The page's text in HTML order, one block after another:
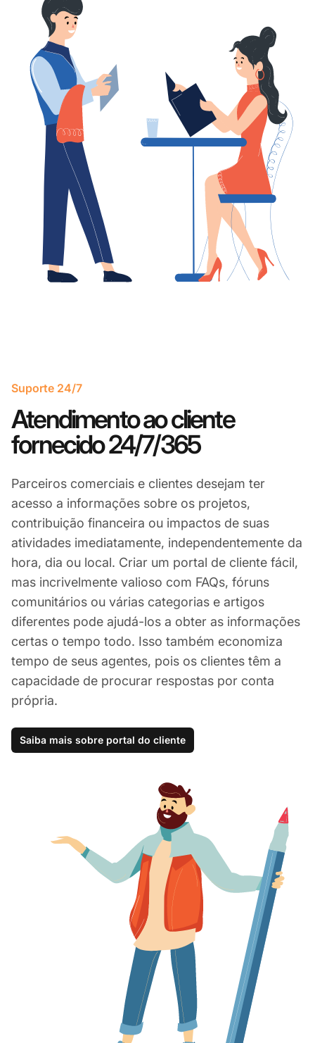
Suporte 24/7
Atendimento ao cliente
fornecido 24/7/365
Parceiros comerciais e clientes desejam ter
acesso a informações sobre os projetos,
contribuição financeira ou impactos de suas
atividades imediatamente, independentemente da
hora, dia ou local. Criar um portal de cliente fácil,
mas incrivelmente valioso com FAQs, fóruns
comunitários ou várias categorias e artigos
diferentes pode ajudá-los a obter as informações
certas o tempo todo. Isso também economiza
tempo de seus agentes, pois os clientes têm a
capacidade de procurar respostas por conta
própria.
Saiba mais sobre portal do cliente